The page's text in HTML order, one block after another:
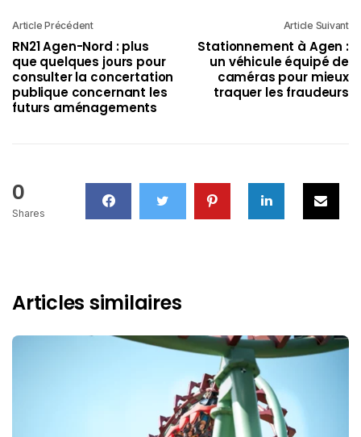
Article Précédent
RN21 Agen-Nord : plus
que quelques jours pour
consulter la concertation
publique concernant les
futurs aménagements
Article Suivant
Stationnement à Agen :
un véhicule équipé de
caméras pour mieux
traquer les fraudeurs
0
Shares
Articles similaires